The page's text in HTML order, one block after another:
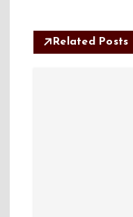
Related Posts